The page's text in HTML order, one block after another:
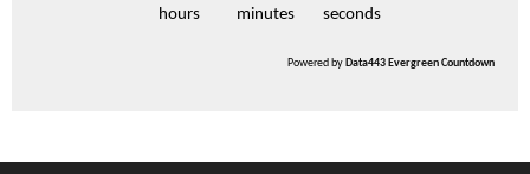
hours minutes seconds
Powered byData443 Evergreen Countdown